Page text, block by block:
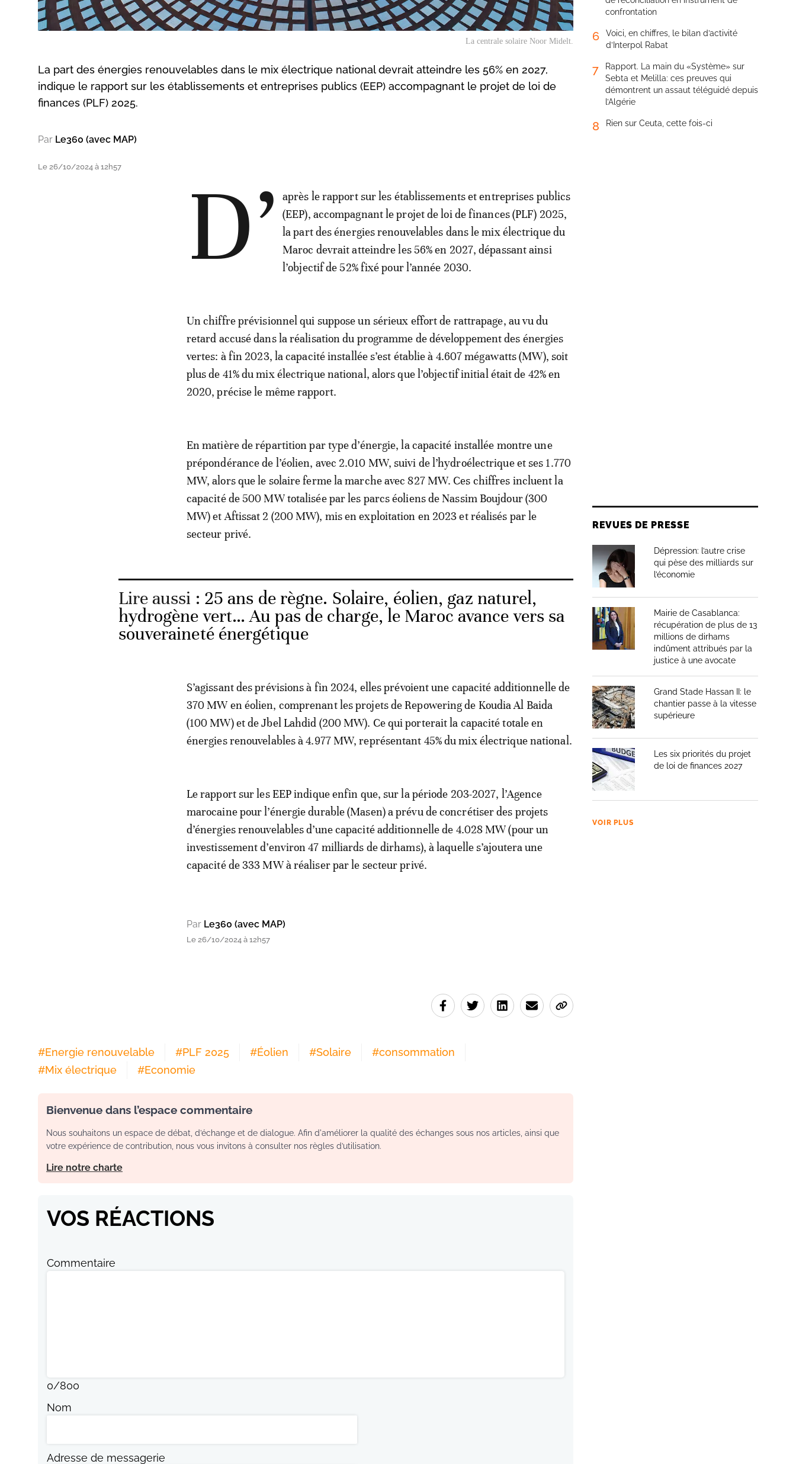
La centrale solaire Noor Midelt.
La part des énergies renouvelables dans le mix électrique national devrait atteindre les 56% en 2027,
indique le rapport sur les établissements et entreprises publics (EEP) accompagnant le projet de loi de
finances (PLF) 2025.
Par Le360 (avec MAP)
Le 26/10/2024 à 12h57 D’
après le rapport sur les établissements et entreprises publics
(EEP), accompagnant le projet de loi de finances (PLF) 2025,
la part des énergies renouvelables dans le mix électrique du
Maroc devrait atteindre les 56% en 2027, dépassant ainsi
l’objectif de 52% fixé pour l’année 2030.
Un chiffre prévisionnel qui suppose un sérieux effort de rattrapage, au vu du
retard accusé dans la réalisation du programme de développement des énergies
vertes: à fin 2023, la capacité installée s’est établie à 4.607 mégawatts (MW), soit
plus de 41% du mix électrique national, alors que l’objectif initial était de 42% en
2020, précise le même rapport.
En matière de répartition par type d’énergie, la capacité installée montre une
prépondérance de l’éolien, avec 2.010 MW, suivi de l’hydroélectrique et ses 1.770
MW, alors que le solaire ferme la marche avec 827 MW. Ces chiffres incluent la
capacité de 500 MW totalisée par les parcs éoliens de Nassim Boujdour (300
MW) et Aftissat 2 (200 MW), mis en exploitation en 2023 et réalisés par le
secteur privé.
Lire aussi : 25 ans de règne. Solaire, éolien, gaz naturel,
hydrogène vert… Au pas de charge, le Maroc avance vers sa
souveraineté énergétique
S’agissant des prévisions à fin 2024, elles prévoient une capacité additionnelle de
370 MW en éolien, comprenant les projets de Repowering de Koudia Al Baida
(100 MW) et de Jbel Lahdid (200 MW). Ce qui porterait la capacité totale en
énergies renouvelables à 4.977 MW, représentant 45% du mix électrique national.
Le rapport sur les EEP indique enfin que, sur la période 203-2027, l’Agence
marocaine pour l’énergie durable (Masen) a prévu de concrétiser des projets
d’énergies renouvelables d’une capacité additionnelle de 4.028 MW (pour un
investissement d’environ 47 milliards de dirhams), à laquelle s’ajoutera une
capacité de 333 MW à réaliser par le secteur privé.
Par Le360 (avec MAP)
Le 26/10/2024 à 12h57
#Energie renouvelable #PLF 2025 #Éolien #Solaire #consommation
#Mix électrique #Economie
Bienvenue dans l’espace commentaire
Nous souhaitons un espace de débat, d’échange et de dialogue. Afin d'améliorer la qualité des échanges sous nos articles, ainsi que
votre expérience de contribution, nous vous invitons à consulter nos règles d’utilisation.
Lire notre charte
VOS RÉACTIONS
Commentaire
0/800
Nom
Adresse de messagerie
confrontation
6
Voici, en chiffres, le bilan d’activité
d’Interpol Rabat
7
Rapport. La main du «Système» sur
Sebta et Melilla: ces preuves qui
démontrent un assaut téléguidé depuis
l’Algérie
8 Rien sur Ceuta, cette fois-ci
REVUES DE PRESSE
Dépression: l’autre crise
qui pèse des milliards sur
l’économie
Mairie de Casablanca:
récupération de plus de 13
millions de dirhams
indûment attribués par la
justice à une avocate
Grand Stade Hassan II: le
chantier passe à la vitesse
supérieure
Les six priorités du projet
de loi de finances 2027
VOIR PLUS